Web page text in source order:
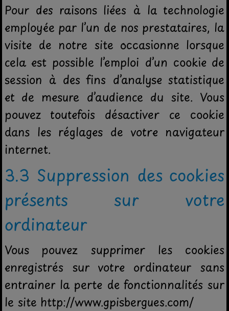
Pour des raisons liées à la technologie
employée par l’un de nos prestataires, la
visite de notre site occasionne lorsque
cela est possible l’emploi d’un cookie de
session à des fins d’analyse statistique
et de mesure d’audience du site. Vous
pouvez toutefois désactiver ce cookie
dans les réglages de votre navigateur
internet.
3.3 Suppression des cookies
présents sur votre
ordinateur
Vous pouvez supprimer les cookies
enregistrés sur votre ordinateur sans
entrainer la perte de fonctionnalités sur
le site http://www.gpisbergues.com/